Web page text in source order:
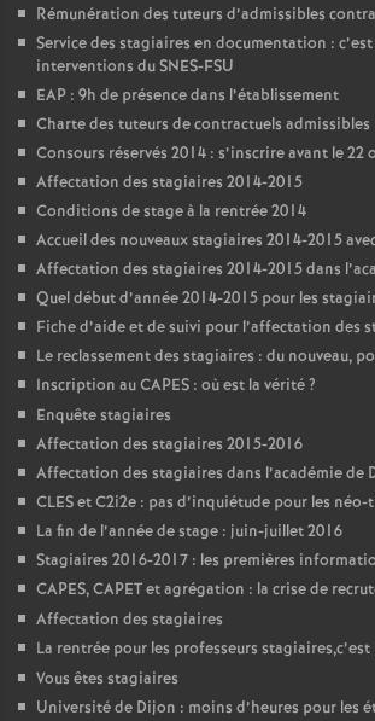
Rémunération des tuteurs d’admissibles
Service des stagiaires en documentation :
interventions du SNES-FSU
EAP : 9h de présence dans l’établissement
Charte des tuteurs de contractuels admissibles
Consours réservés 2014 : s’inscrire avant le 22
Affectation des stagiaires 2014-2015
Conditions de stage à la rentrée 2014
Accueil des nouveaux stagiaires 2014-2015
Affectation des stagiaires 2014-2015 dans
Quel début d’année 2014-2015 pour les
Fiche d’aide et de suivi pour l’affectation des
Le reclassement des stagiaires : du nouveau,
Inscription au CAPES : où est la vérité?
Enquête stagiaires
Affectation des stagiaires 2015-2016
Affectation des stagiaires dans l’académie de
CLES et C2i2e : pas d’inquiétude pour les
La fin de l’année de stage : juin-juillet 2016
Stagiaires 2016-2017 : les premières
CAPES, CAPET et agrégation : la crise de
Affectation des stagiaires
La rentrée pour les professeurs
Vous êtes stagiaires
Université de Dijon : moins d’heures pour les